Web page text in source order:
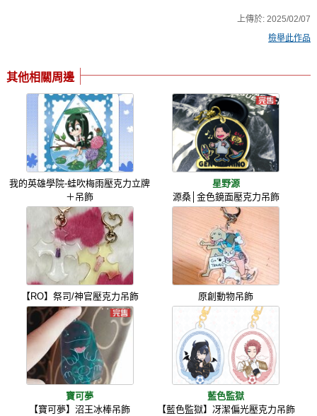
上傳於:2025/02/07
檢舉此作品
其他相關周邊
我的英雄學院-蛙吹梅雨壓克力立牌
＋吊飾
星野源
源桑│金色鏡面壓克力吊飾
【RO】祭司/神官壓克力吊飾 原創動物吊飾
寶可夢
【寶可夢】沼王冰棒吊飾
藍色監獄
【藍色監獄】冴潔偏光壓克力吊飾